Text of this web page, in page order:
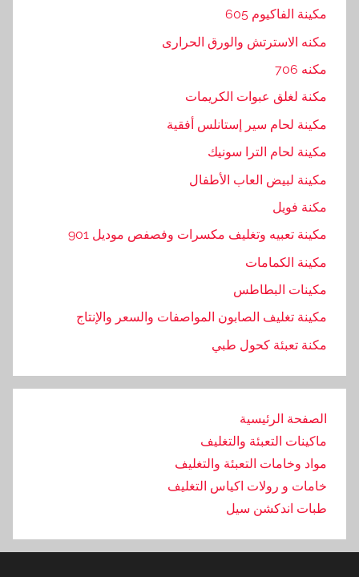
ة
,
,
ت
ي
د
م
ي
ش
ك
ة
,
ف
مكينة الفاكيوم 605
مكنه الاسترتش والورق الحرارى
مكنه 706
مكنة لغلق عبوات الكريمات
مكينة لحام سير إستانلس أفقية
مكينة لحام الترا سونيك
مكينة لبيض العاب الأطفال
مكنة فويل
مكينة تعبيه وتغليف مكسرات وفصفص موديل 901
مكينة الكمامات
مكينات البطاطس
مكينة تغليف الصابون المواصفات والسعر والإنتاج
مكنة تعبئة كحول طبي
الصفحة الرئيسية
ماكينات التعبئة والتغليف
مواد وخامات التعبئة والتغليف
خامات و رولات اكياس التغليف
طبات اندكشن سيل